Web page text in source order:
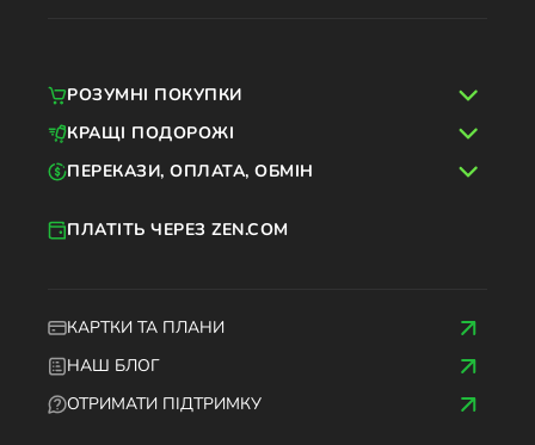
КАРТКИ ТА ПЛАНИ
НАШ БЛОГ
ОТРИМАТИ ПІДТРИМКУ
ПЛАТІТЬ ЧЕРЕЗ ZEN.COM
РОЗУМНІ ПОКУПКИ
КРАЩІ ПОДОРОЖІ
ПЕРЕКАЗИ, ОПЛАТА, ОБМІН